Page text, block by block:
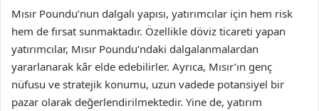
Mısır Poundu’nun dalgalı yapısı, yatırımcılar için hem risk
hem de fırsat sunmaktadır. Özellikle döviz ticareti yapan
yatırımcılar, Mısır Poundu’ndaki dalgalanmalardan
yararlanarak kâr elde edebilirler. Ayrıca, Mısır’ın genç
nüfusu ve stratejik konumu, uzun vadede potansiyel bir
pazar olarak değerlendirilmektedir. Yine de, yatırım